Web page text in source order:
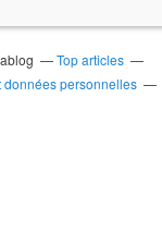
Top articles
données personnelles